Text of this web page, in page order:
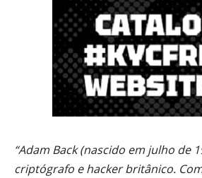
“Adam Back (nascido em julho de
criptógrafo e hacker britânico.